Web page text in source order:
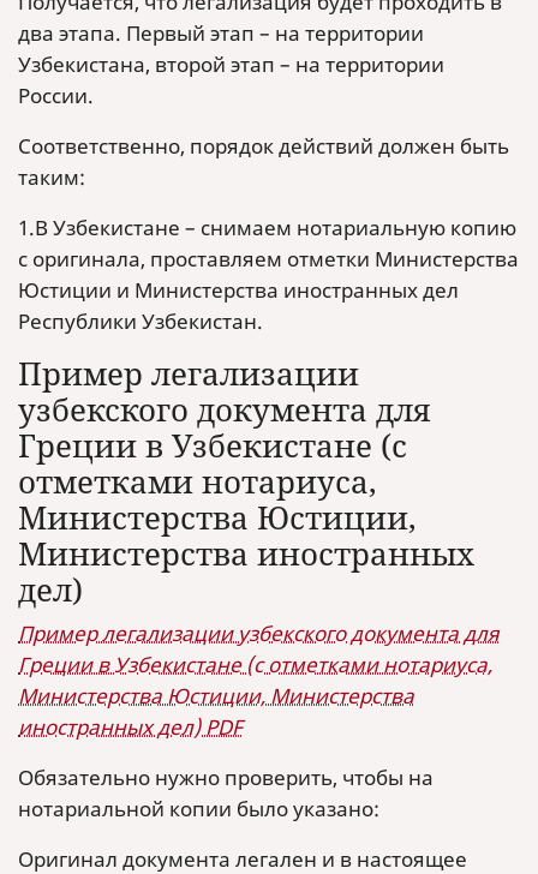
два этапа. Первый этап – на территории
Узбекистана, второй этап – на территории
России.
Соответственно, порядок действий должен быть
таким:
1.В Узбекистане – снимаем нотариальную копию
с оригинала, проставляем отметки Министерства
Юстиции и Министерства иностранных дел
Республики Узбекистан.
Пример легализации
узбекского документа для
Греции в Узбекистане (с
отметками нотариуса,
Министерства Юстиции,
Министерства иностранных
дел)
Пример легализации узбекского документа для
Греции в Узбекистане (с отметками нотариуса,
Министерства Юстиции, Министерства
иностранных дел) PDF
Обязательно нужно проверить, чтобы на
нотариальной копии было указано:
Оригинал документа легален и в настоящее